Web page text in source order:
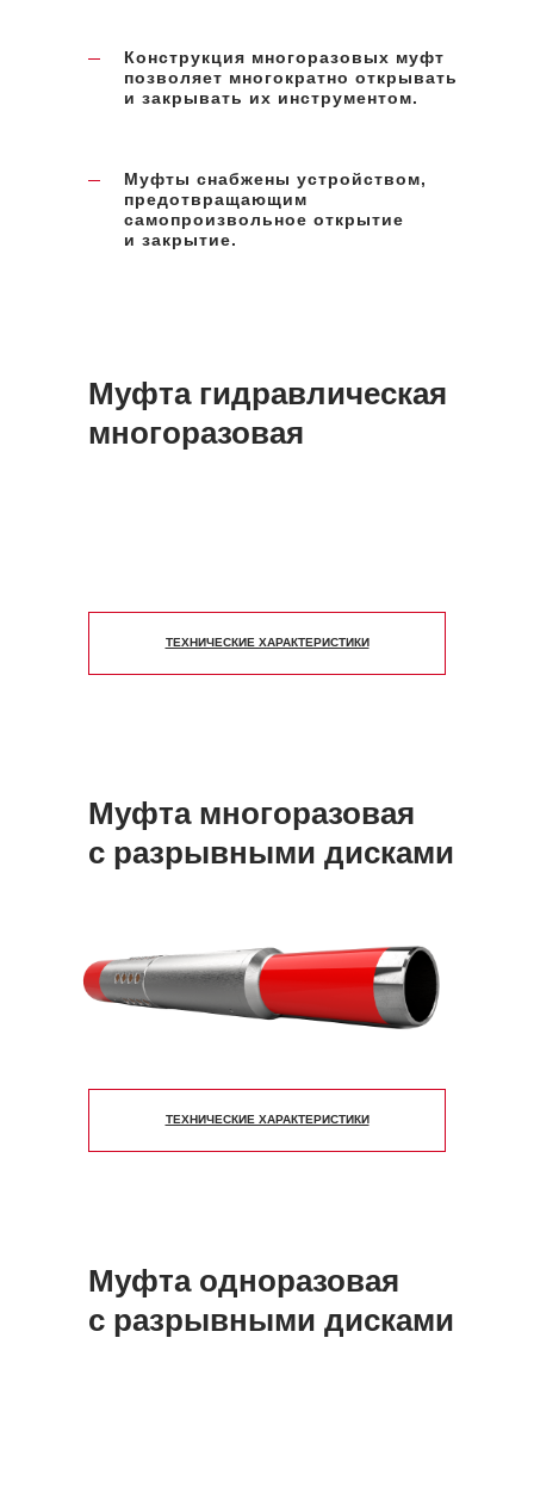
Муфты снабжены устройством,
предотвращающим
самопроизвольное открытие
и закрытие.
Конструкция многоразовых муфт
позволяет многократно открывать
и закрывать их инструментом.
Муфта гидравлическая
многоразовая
ТЕХНИЧЕСКИЕ ХАРАКТЕРИСТИКИ
Муфта многоразовая
с разрывными дисками
ТЕХНИЧЕСКИЕ ХАРАКТЕРИСТИКИ
Муфта одноразовая
с разрывными дисками